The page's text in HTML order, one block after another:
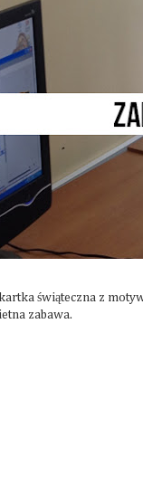
świąteczna z
zabawa.